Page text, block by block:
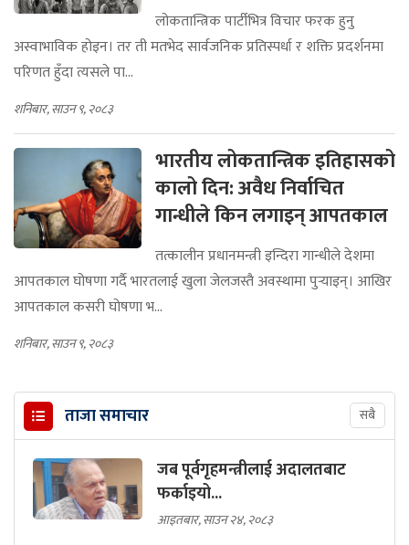
लोकतान्त्रिक पार्टीभित्र विचार फरक हुनु
अस्वाभाविक होइन। तर ती मतभेद सार्वजनिक प्रतिस्पर्धा र शक्ति प्रदर्शनमा
परिणत हुँदा त्यसले पा...
शनिबार, साउन ९, २०८३
भारतीय लोकतान्त्रिक इतिहासको
कालो दिन: अवैध निर्वाचित
गान्धीले किन लगाइन् आपतकाल
तत्कालीन प्रधानमन्त्री इन्दिरा गान्धीले देशमा
आपतकाल घोषणा गर्दै भारतलाई खुला जेलजस्तै अवस्थामा पुर्‍याइन्। आखिर
आपतकाल कसरी घोषणा भ...
शनिबार, साउन ९, २०८३
ताजा समाचार सबै
जब पूर्वगृहमन्त्रीलाई अदालतबाट
फर्काइयो...
आइतबार, साउन २४, २०८३